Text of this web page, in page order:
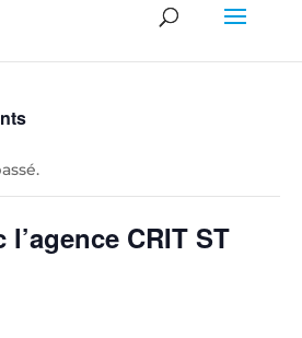
l’agence CRIT ST